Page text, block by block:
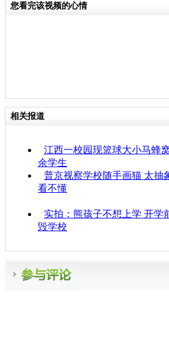
您看完该视频的心情
相关报道
江西一校园现篮球大小马蜂
余学生
普京视察学校随手画猫 太抽
看不懂
实拍：熊孩子不想上学 开学
毁学校